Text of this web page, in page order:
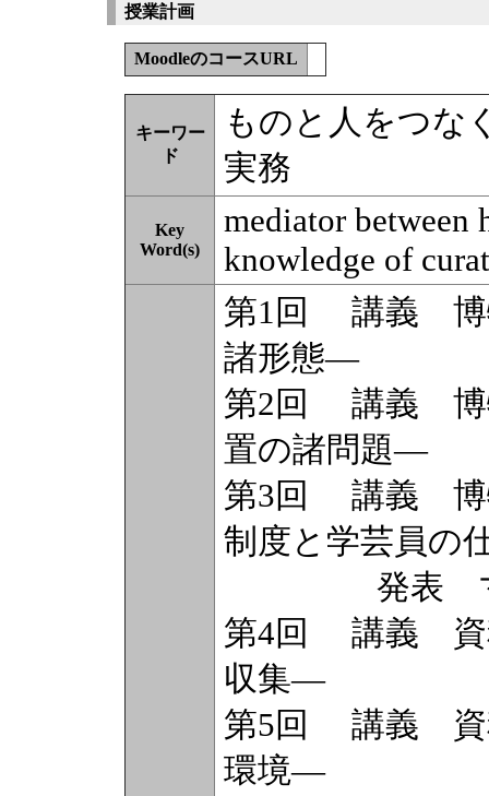
授業計画
MoodleのコースURL
キーワー
ド
ものと人をつな
実務
Key
Word(s)
mediator between
knowledge of
第1回 講義 博
諸形態―
第2回 講義 博
置の諸問題―
第3回 講義 博
制度と学芸員の
発表 マイ
第4回 講義 資
収集―
第5回 講義 資
環境―